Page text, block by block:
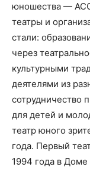
юношества —
театры и
стали:
через
культурными
деятелями из
сотрудничество
для детей и
театр юного
года. Первый
1994 года в Доме